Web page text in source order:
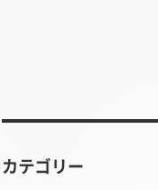
カテゴリー